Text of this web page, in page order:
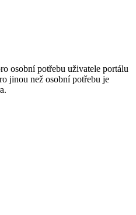
osobní potřebu uživatele portálu
jinou než osobní potřebu je